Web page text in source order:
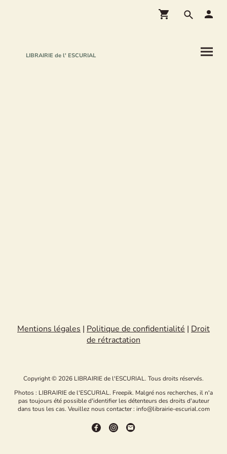
LIBRAIRIE de l' ESCURIAL
Mentions légales | Politique de confidentialité | Droit
de rétractation
Copyright © 2026 LIBRAIRIE de l'ESCURIAL. Tous droits réservés.
Photos : LIBRAIRIE de l'ESCURIAL. Freepik. Malgré nos recherches, il n'a
pas toujours été possible d'identifier les détenteurs des droits d'auteur
dans tous les cas. Veuillez nous contacter : info@librairie-escurial.com